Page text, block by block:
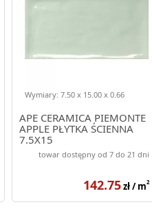
APE CERAMICA PIEMONTE
APPLE PŁYTKA ŚCIENNA
7.5X15
Wymiary: 7.50 x 15.00 x 0.66
towar dostępny od 7 do 21 dni
142.75zł / m2